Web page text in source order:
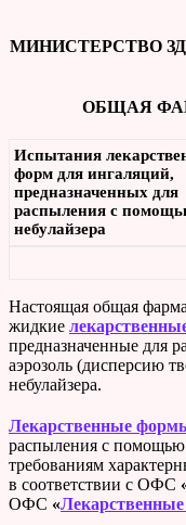
МИНИСТЕРСТВО
ОБЩАЯ
Испытания
форм для ингаляций,
предназначенных для
распыления с
небулайзера
Настоящая общая
жидкие
предназначенные для
аэрозоль (дисперсию
небулайзера.
Лекарственные
распыления с помощью
требованиям
в соответствии с ОФС
ОФС «